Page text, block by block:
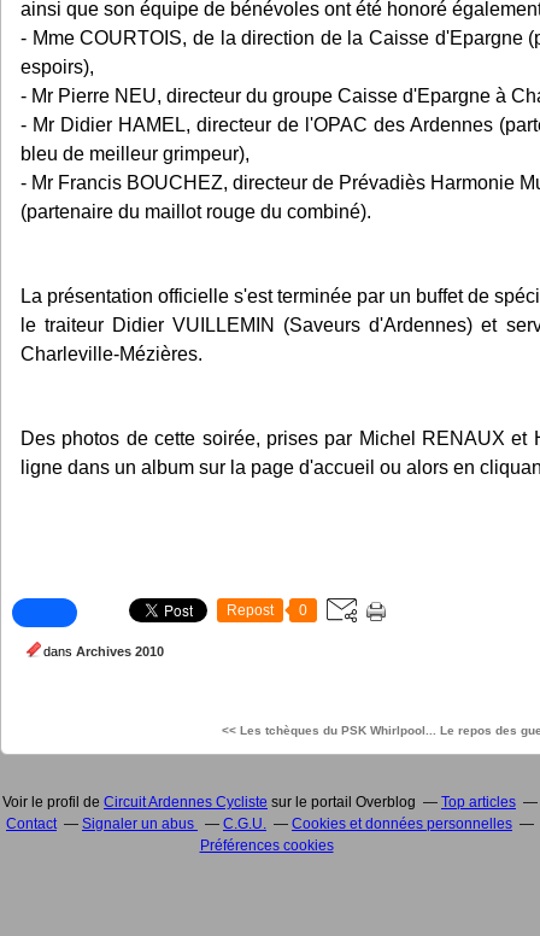
ainsi que son équipe de bénévoles ont été honoré
- Mme COURTOIS, de la direction de la Caisse d'Epargne
espoirs),
- Mr Pierre NEU, directeur du groupe Caisse d'Epargne à
- Mr Didier HAMEL, directeur de l'OPAC des Ardennes
bleu de meilleur grimpeur),
- Mr Francis BOUCHEZ, directeur de Prévadiès Harmonie
(partenaire du maillot rouge du combiné).
La présentation officielle s'est terminée par un buffet de
le traiteur Didier VUILLEMIN (Saveurs d'Ardennes) et
Charleville-Mézières.
Des photos de cette soirée, prises par Michel RENAUX et
ligne dans un album sur la page d'accueil ou alors en
Repost 0
dans Archives 2010
<< Les tchèques du PSK Whirlpool... Le repos des
Voir le profil de Circuit Ardennes Cycliste sur le portail Overblog
Top articles
Contact
Signaler un abus C.G.U.
Cookies et données personnelles
Préférences cookies